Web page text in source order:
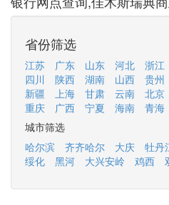
省份筛选
江苏 广东 山东 河北 浙江
四川
陕西 湖南 山西 贵州
新疆
上海 甘肃 云南 北京
重庆
广西 宁夏 海南 青海
城市筛选
哈尔滨
齐齐哈尔 大庆 牡丹
绥化
黑河 大兴安岭 鸡西